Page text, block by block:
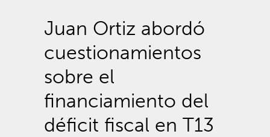
Juan Ortiz abordó
cuestionamientos
sobre el
financiamiento del
déficit fiscal en T13